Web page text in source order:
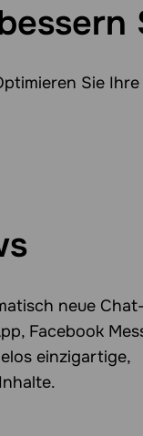
Sie
neue
Facebook
einzigartige,